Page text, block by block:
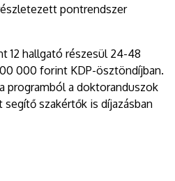
pontrendszer
12 hallgató részesül 24-48
000 forint KDP-ösztöndíjban.
programból a doktoranduszok
szakértők is díjazásban